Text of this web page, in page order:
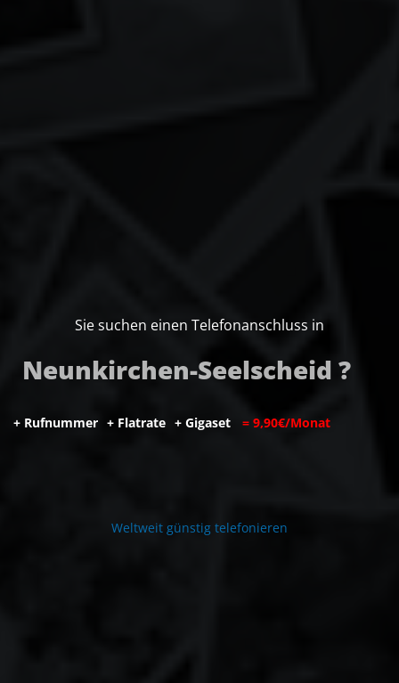
Sie suchen einen Telefonanschluss in
Neunkirchen-Seelscheid ?
+ Rufnummer + Flatrate + Gigaset = 9,90€/Monat
Weltweit günstig telefonieren